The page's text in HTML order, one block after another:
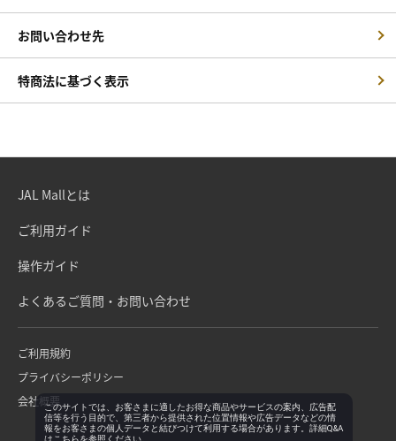
お問い合わせ先
特商法に基づく表示
JAL Mallとは
ご利用ガイド
操作ガイド
よくあるご質問・お問い合わせ
ご利用規約
プライバシーポリシー
会社概要このサイトでは、お客さまに適したお得な商品やサービスの案内、広告配
信等を行う目的で、第三者から提供された位置情報や広告データなどの情
報をお客さまの個人データと結びつけて利用する場合があります。詳細Q&A
は こちらを参照ください。